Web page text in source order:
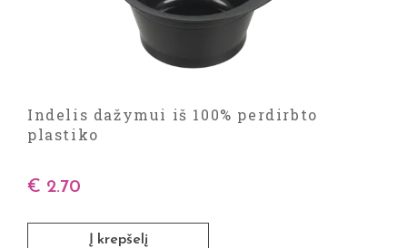
Indelis dažymui iš 100% perdirbto
plastiko
€ 2.70
Į krepšelį